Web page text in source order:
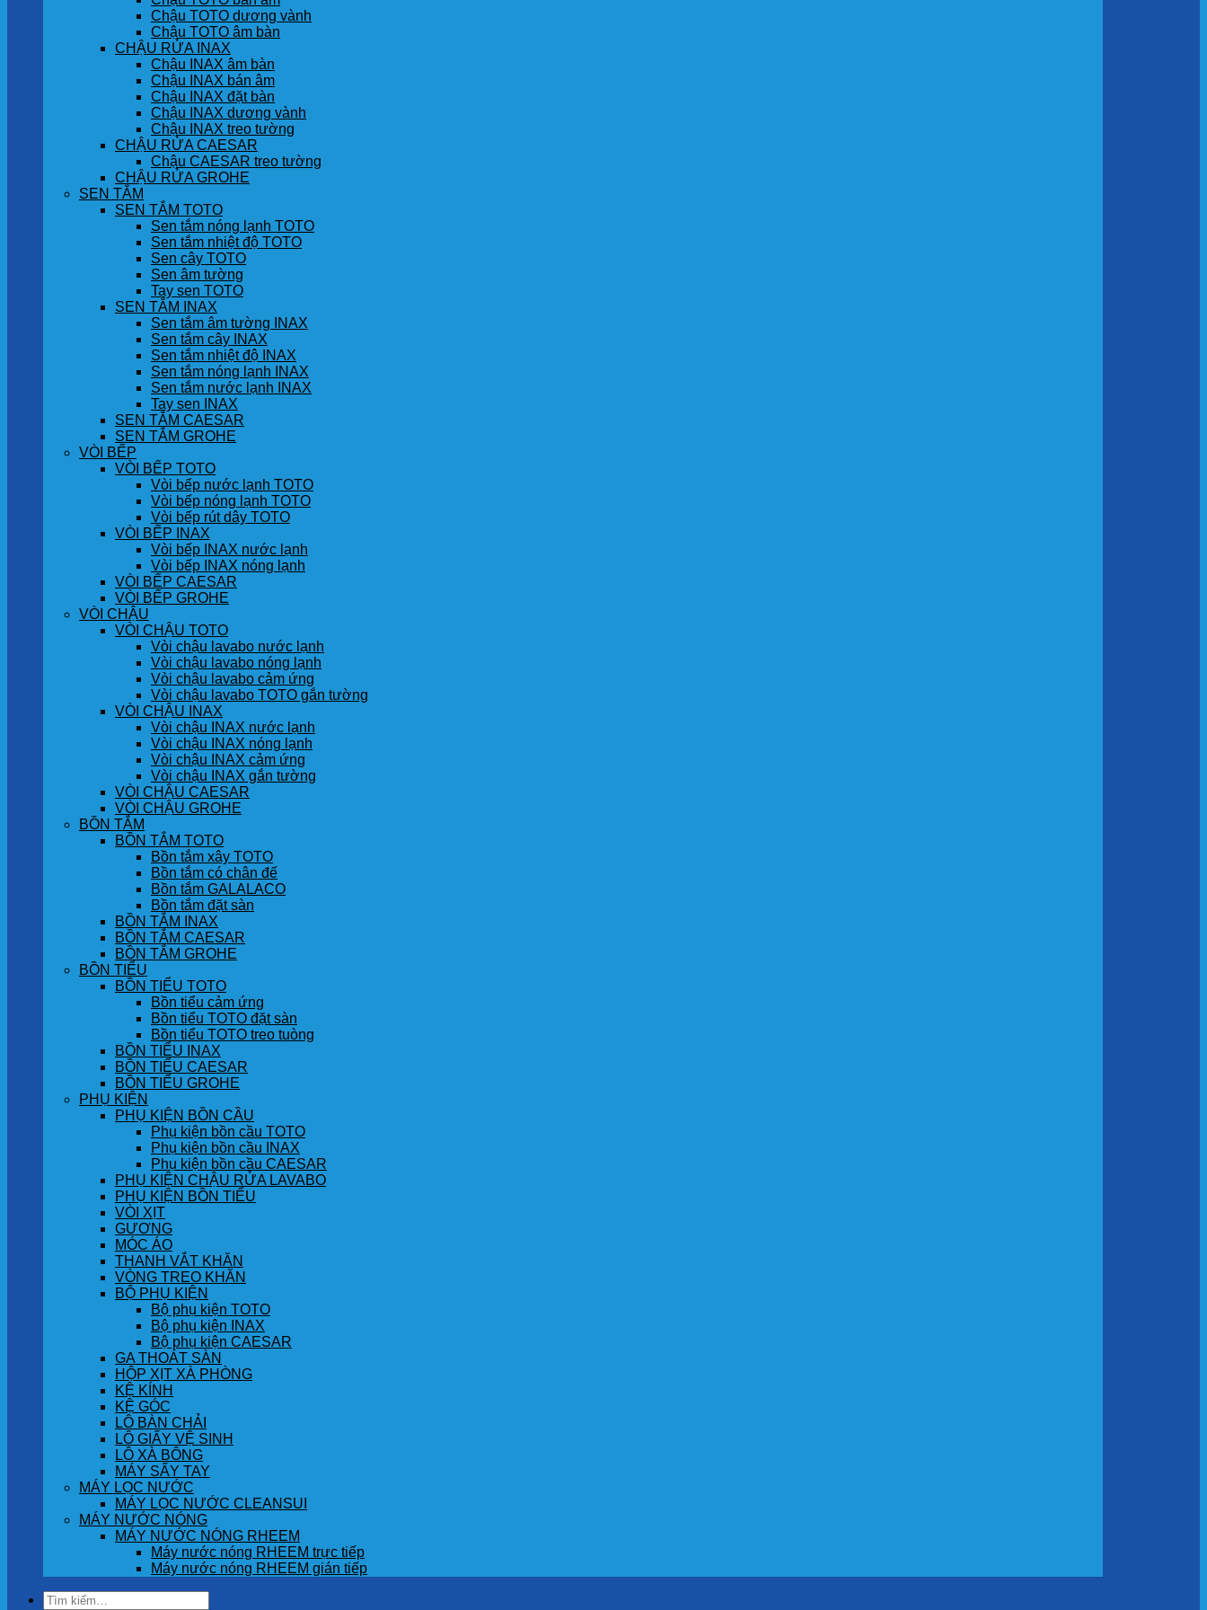
Chậu TOTO dương vành
Chậu TOTO âm bàn
CHẬU RỬA INAX
Chậu INAX âm bàn
Chậu INAX bán âm
Chậu INAX đặt bàn
Chậu INAX dương vành
Chậu INAX treo tường
CHẬU RỬA CAESAR
Chậu CAESAR treo tường
CHẬU RỬA GROHE
SEN TẮM
SEN TẮM TOTO
Sen tắm nóng lạnh TOTO
Sen tắm nhiệt độ TOTO
Sen cây TOTO
Sen âm tường
Tay sen TOTO
SEN TẮM INAX
Sen tắm âm tường INAX
Sen tắm cây INAX
Sen tắm nhiệt độ INAX
Sen tắm nóng lạnh INAX
Sen tắm nước lạnh INAX
Tay sen INAX
SEN TẮM CAESAR
SEN TẮM GROHE
VÒI BẾP
VÒI BẾP TOTO
Vòi bếp nước lạnh TOTO
Vòi bếp nóng lạnh TOTO
Vòi bếp rút dây TOTO
VÒI BẾP INAX
Vòi bếp INAX nước lạnh
Vòi bếp INAX nóng lạnh
VÒI BẾP CAESAR
VÒI BẾP GROHE
VÒI CHẬU
VÒI CHẬU TOTO
Vòi chậu lavabo nước lạnh
Vòi chậu lavabo nóng lạnh
Vòi chậu lavabo cảm ứng
Vòi chậu lavabo TOTO gắn tường
VÒI CHẬU INAX
Vòi chậu INAX nước lạnh
Vòi chậu INAX nóng lạnh
Vòi chậu INAX cảm ứng
Vòi chậu INAX gắn tường
VÒI CHẬU CAESAR
VÒI CHẬU GROHE
BỒN TẮM
BỒN TẮM TOTO
Bồn tắm xây TOTO
Bồn tắm có chân đế
Bồn tắm GALALACO
Bồn tắm đặt sàn
BỒN TẮM INAX
BỒN TẮM CAESAR
BỒN TẮM GROHE
BỒN TIỂU
BỒN TIỂU TOTO
Bồn tiểu cảm ứng
Bồn tiểu TOTO đặt sàn
Bồn tiểu TOTO treo tuòng
BỒN TIỂU INAX
BỒN TIỂU CAESAR
BỒN TIỂU GROHE
PHỤ KIỆN
PHỤ KIỆN BỒN CẦU
Phụ kiện bồn cầu TOTO
Phụ kiện bồn cầu INAX
Phụ kiện bồn cầu CAESAR
PHỤ KIỆN CHẬU RỬA LAVABO
PHỤ KIỆN BỒN TIỂU
VÒI XỊT
GƯƠNG
MÓC ÁO
THANH VẮT KHĂN
VÒNG TREO KHĂN
BỘ PHỤ KIỆN
Bộ phụ kiện TOTO
Bộ phụ kiện INAX
Bộ phụ kiện CAESAR
GA THOÁT SÀN
HỘP XỊT XÀ PHÒNG
KỆ KÍNH
KỆ GÓC
LÔ BÀN CHẢI
LÔ GIẤY VỆ SINH
LÔ XÀ BÔNG
MÁY SẤY TAY
MÁY LỌC NƯỚC
MÁY LỌC NƯỚC CLEANSUI
MÁY NƯỚC NÓNG
MÁY NƯỚC NÓNG RHEEM
Máy nước nóng RHEEM trực tiếp
Máy nước nóng RHEEM gián tiếp
Tìm